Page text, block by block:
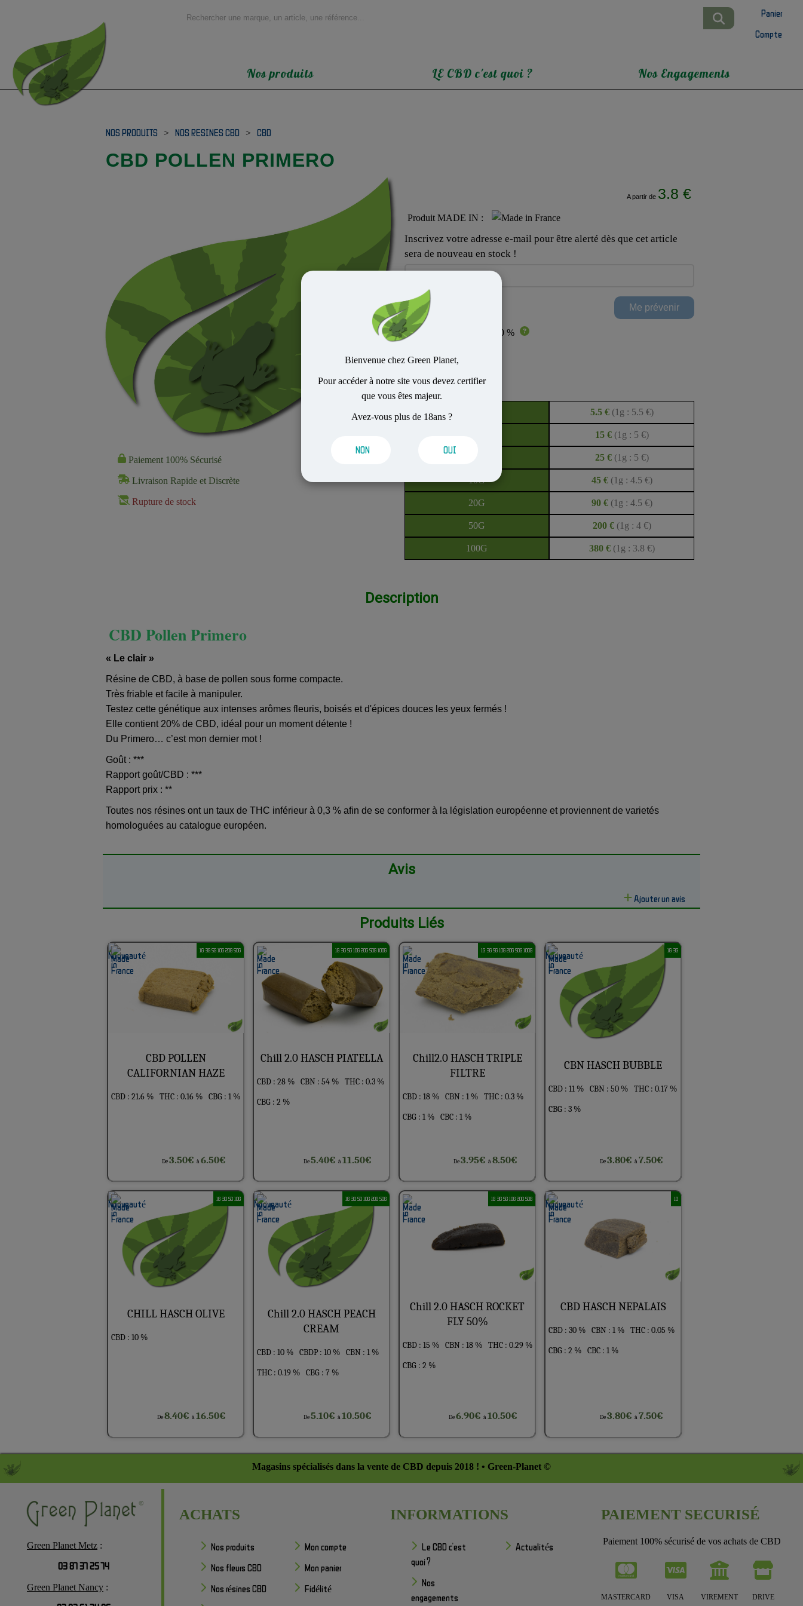
Bienvenue chez Green Planet,
Pour accéder à notre site vous devez certifier
que vous êtes majeur.
Avez-vous plus de 18ans ?
NON OUI
Panier
Compte
Nos produits LE CBD c'est quoi ? Nos Engagements
NOS PRODUITS > NOS RESINES CBD > CBD
CBD POLLEN PRIMERO
Paiement 100% Sécurisé
Livraison Rapide et Discrète
Rupture de stock
A partir de 3.8 €
Produit MADE IN :
Inscrivez votre adresse e-mail pour être alerté dès que cet article
sera de nouveau en stock !
CBD : 20 %
-50%
Tarifs
5.5 € (1g : 5.5 €)
15 € (1g : 5 €)
25 € (1g : 5 €)
10G 45 € (1g : 4.5 €)
20G 90 € (1g : 4.5 €)
50G 200 € (1g : 4 €)
100G 380 € (1g : 3.8 €)
Description
CBD Pollen Primero
« Le clair »
Résine de CBD, à base de pollen sous forme compacte.
Très friable et facile à manipuler.
Testez cette génétique aux intenses arômes fleuris, boisés et d'épices douces les yeux fermés !
Elle contient 20% de CBD, idéal pour un moment détente !
Du Primero… c’est mon dernier mot !
Goût : ***
Rapport goût/CBD : ***
Rapport prix : **
Toutes nos résines ont un taux de THC inférieur à 0,3 % afin de se conformer à la législation européenne et proviennent de varietés
homologuées au catalogue européen.
Avis
Ajouter un avis
Produits Liés
1G 3G 5G 10G 20G 50G
CBD POLLEN
CALIFORNIAN HAZE
CBD : 21.6 % THC : 0.16 % CBG : 1 %
De3.50€ à6.50€
1G 3G 5G 10G 20G 50G 100G
Chill 2.0 HASCH PIATELLA
CBD : 28 % CBN : 54 %
THC : 0.3 %
CBG : 2 %
De5.40€ à11.50€
1G 3G 5G 10G 20G 50G 100G
Chill2.0 HASCH TRIPLE
FILTRE
CBD : 18 % CBN : 1 %
THC : 0.3 %
CBG : 1 %
CBC : 1 %
De3.95€ à8.50€
1G 3G
CBN HASCH BUBBLE
CBD : 11 % CBN : 50 %
THC : 0.17 %
CBG : 3 %
De3.80€ à7.50€
1G 3G 5G 10G
CHILL HASCH OLIVE
CBD : 10 %
De8.40€ à16.50€
1G 3G 5G 10G 20G 50G
Chill 2.0 HASCH PEACH
CREAM
CBD : 10 % CBDP : 10 %
CBN : 1 %
THC : 0.19 %
CBG : 7 %
De5.10€ à10.50€
1G 3G 5G 10G 20G 50G
Chill 2.0 HASCH ROCKET
FLY 50%
CBD : 15 % CBN : 18 %
THC : 0.29 %
CBG : 2 %
De6.90€ à10.50€
1G
CBD HASCH NEPALAIS
CBD : 30 % CBN : 1 %
THC : 0.05 %
CBG : 2 %
CBC : 1 %
De3.80€ à7.50€
Magasins spécialisés dans la vente de CBD depuis 2018 ! • Green-Planet ©
Green Planet Metz :
03 87 37 25 74
Green Planet Nancy :
ACHATS
Nos produits
Nos fleurs CBD
Nos résines CBD
Mon compte
Mon panier
Fidélité
INFORMATIONS
Le CBD c'est
quoi ?
Nos
engagements
Actualités
PAIEMENT SECURISÉ
Paiement 100% sécurisé de vos achats de CBD
MASTERCARD VISA VIREMENT DRIVE